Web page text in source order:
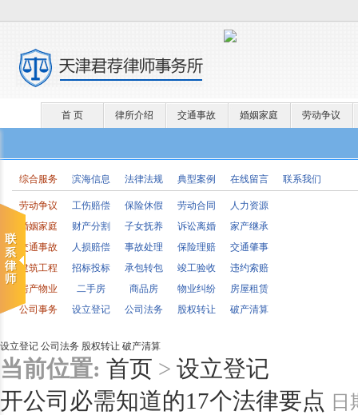
首 页 律所介绍 交通事故 婚姻家庭 劳动争议
综合服务 滨海信息 法律法规 典型案例 在线留言 联系我们
劳动争议 工伤赔偿 保险休假 劳动合同
人力资源
婚姻家庭
财产分割 子女抚养 诉讼离婚
家产继承
交通事故
人损赔偿 事故处理 保险理赔
交通肇事
建筑工程
招标投标 承包转包 竣工验收
违约索赔
房产物业
二手房 商品房 物业纠纷
房屋租赁
公司事务
设立登记 公司法务 股权转让 破产清算
设立登记 公司法务 股权转让 破产清算
当前位置: 首页 > 设立登记
开公司必需知道的17个法律要点 日